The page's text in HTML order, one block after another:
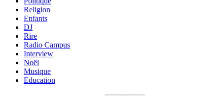
Religion
Enfants
DJ
Rire
Radio Campus
Interview
Noël
Musique
Education